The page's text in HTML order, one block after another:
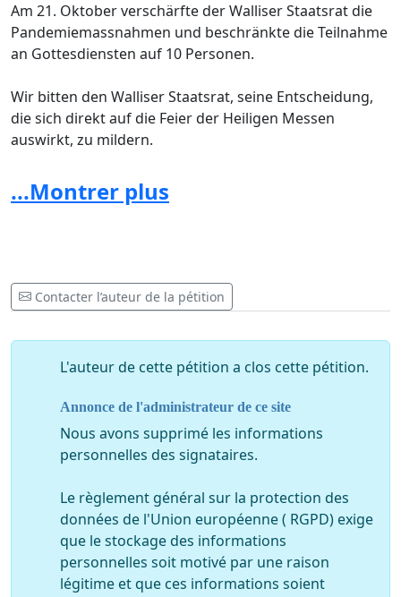
Am 21. Oktober verschärfte der Walliser Staatsrat die
Pandemiemassnahmen und beschränkte die Teilnahme
an Gottesdiensten auf 10 Personen.
Wir bitten den Walliser Staatsrat, seine Entscheidung,
die sich direkt auf die Feier der Heiligen Messen
auswirkt, zu mildern.
Aus diesem Grund wurde ein Brief (im Anhang) von
etwa fünfzehn Personen unterzeichnet und an Mgr.
gefordert wird.
von Sitten und den Präsidenten des Staatsrates an und
bitten sie, auf unsere Forderung einzugehen und diese
Unterschreiben Sie die Petition und leiten Sie sie weiter.
Im Gebet verbunden!
...Montrer plus
Contacter l’auteur de la pétition
L'auteur de cette pétition a clos cette pétition.
Annonce de l'administrateur de ce site
Nous avons supprimé les informations
personnelles des signataires.
Le règlement général sur la protection des
données de l'Union européenne ( RGPD) exige
que le stockage des informations
personnelles soit motivé par une raison
légitime et que ces informations soient